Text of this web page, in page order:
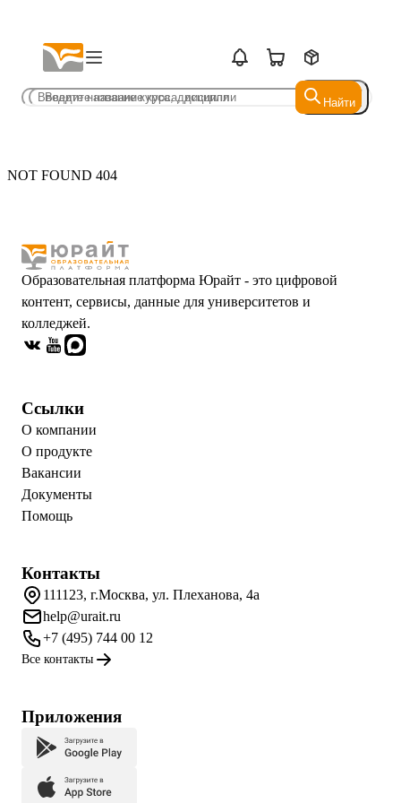
Найти
Найти
NOT FOUND 404
Образовательная платформа Юрайт - это цифровой
контент, сервисы, данные для университетов и
колледжей.
Ссылки
О компании
О продукте
Вакансии
Документы
Помощь
Контакты
111123, г.Москва, ул. Плеханова, 4а
help@urait.ru
+7 (495) 744 00 12
Все контакты
Приложения